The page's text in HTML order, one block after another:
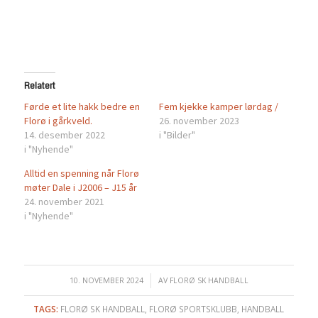
Relatert
Førde et lite hakk bedre en
Florø i gårkveld.
14. desember 2022
i "Nyhende"
Fem kjekke kamper lørdag /
26. november 2023
i "Bilder"
Alltid en spenning når Florø
møter Dale i J2006 – J15 år
24. november 2021
i "Nyhende"
10. NOVEMBER 2024
/ AV FLORØ SK HANDBALL
TAGS: FLORØ SK HANDBALL FLORØ SPORTSKLUBB HANDBALL